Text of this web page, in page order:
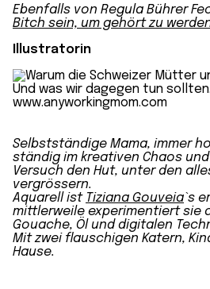
Ebenfalls von Regula Bührer
Bitch sein, um gehört zu
Illustratorin
Selbstständige Mama, immer
ständig im kreativen Chaos
Versuch den Hut, unter den
vergrössern.
Aquarell ist Tiziana Gouveia`s
mittlerweile experimentiert sie
Gouache, Öl und digitalen
Mit zwei flauschigen Katern,
Hause.